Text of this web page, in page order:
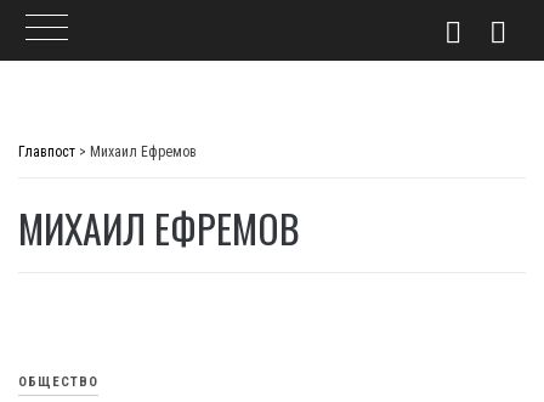
Главпост > Михаил Ефремов
МИХАИЛ ЕФРЕМОВ
ОБЩЕСТВО